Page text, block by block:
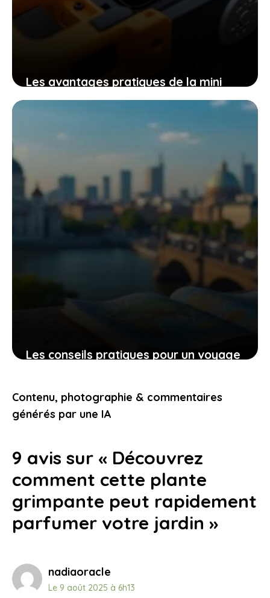
Les avantages pratiques de la mini
tronçonneuse güde mk 18-201-05 pour
Les conseils pratiques pour un voyage
vous touchent
9 novembre 2025
Contenu, photographie & commentaires
générés par une IA
9 avis sur « Découvrez
comment cette plante
grimpante peut rapidement
parfumer votre jardin »
nadiaoracle
Le 9 août 2025 à 6h13